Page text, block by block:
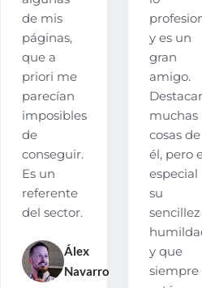
de mis
páginas,
que a
priori me
parecían
imposibles
de
conseguir.
Es un
referente
del sector.
Álex
Navarro
y es un
gran
amigo.
muchas
cosas de
él, pero
especial
su
y que
siempre